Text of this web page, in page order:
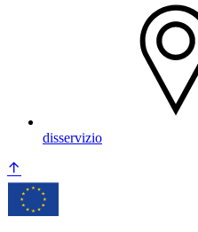
disservizio